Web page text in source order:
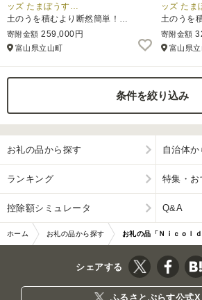
ッズ たまぼうす…
土のうを積むより断然簡単！…
寄附金額 259,000円
富山県立山町
ッズ た
土のうを
寄附金額
富山県
条件を絞り込み
お礼の品から探す 自治体か
ランキング 特集・お
控除額シミュレータ Q&A
ホーム お礼の品から探す お礼の品「Ｎｉｃｏｌ
シェアする
ふるさとぷらす公式X